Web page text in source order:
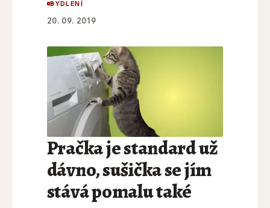
BYDLENÍ
20. 09. 2019
Pračka je standard už
dávno, sušička se jím
stává pomalu také